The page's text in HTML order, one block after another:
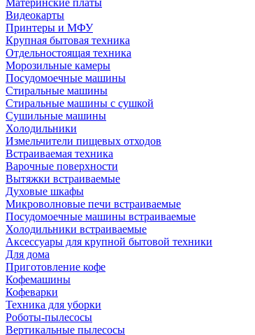
Материнские платы
Видеокарты
Принтеры и МФУ
Крупная бытовая техника
Отдельностоящая техника
Морозильные камеры
Посудомоечные машины
Стиральные машины
Стиральные машины с сушкой
Сушильные машины
Холодильники
Измельчители пищевых отходов
Встраиваемая техника
Варочные поверхности
Вытяжки встраиваемые
Духовые шкафы
Микроволновые печи встраиваемые
Посудомоечные машины встраиваемые
Холодильники встраиваемые
Аксессуары для крупной бытовой техники
Для дома
Приготовление кофе
Кофемашины
Кофеварки
Техника для уборки
Роботы-пылесосы
Вертикальные пылесосы